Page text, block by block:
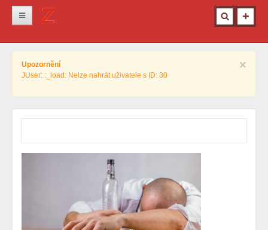
Krimi
Info z města
Ostatní
×
Upozornění
JUser: :_load: Nelze nahrát uživatele s ID: 30